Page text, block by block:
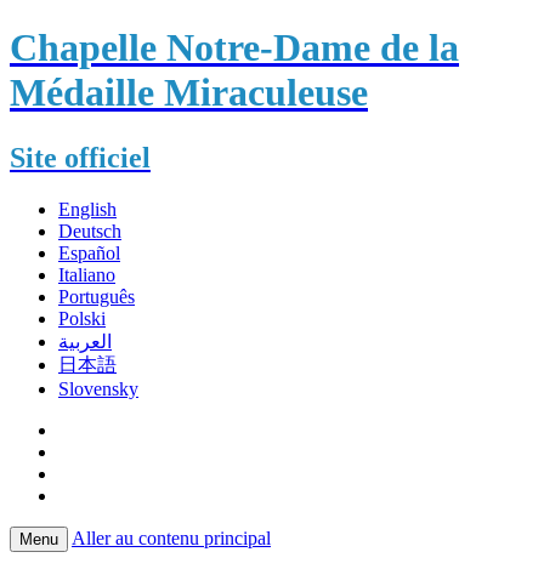
Chapelle Notre-Dame de la
Médaille Miraculeuse
Site officiel
English
Deutsch
Español
Italiano
Português
Polski
العربية
日本語
Slovensky
Menu Aller au contenu principal